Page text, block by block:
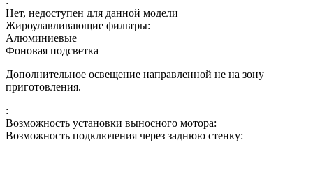
Нет, недоступен для данной модели
Жироулавливающие фильтры:
Алюминиевые
Фоновая подсветка
Дополнительное освещение направленной не на зону
приготовления.
:
Возможность установки выносного мотора:
Возможность подключения через заднюю стенку: